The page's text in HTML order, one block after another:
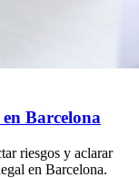
Barcelona
riesgos y aclarar
en Barcelona.